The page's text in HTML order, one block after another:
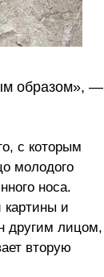
образом», —
с которым
молодого
носа.
картины и
другим лицом,
вторую